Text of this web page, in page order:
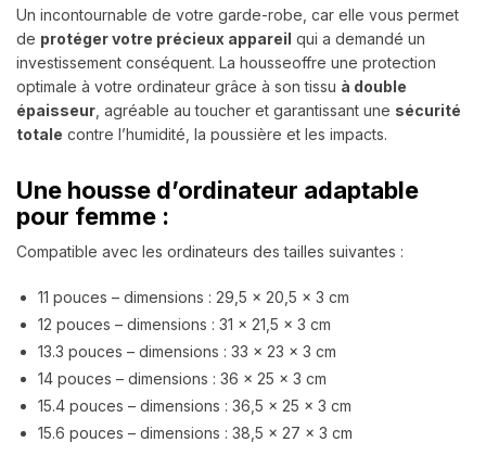
Un incontournable de votre garde-robe, car elle vous permet
de protéger votre précieux appareil qui a demandé un
investissement conséquent. La housseoffre une protection
optimale à votre ordinateur grâce à son tissu à double
épaisseur , agréable au toucher et garantissant une sécurité
totale contre l’humidité, la poussière et les impacts.
Une housse d’ordinateur adaptable
pour femme :
Compatible avec les ordinateurs des tailles suivantes :
11 pouces – dimensions : 29,5 x 20,5 x 3 cm
12 pouces – dimensions : 31 x 21,5 x 3 cm
13.3 pouces – dimensions : 33 x 23 x 3 cm
14 pouces – dimensions : 36 x 25 x 3 cm
15.4 pouces – dimensions : 36,5 x 25 x 3 cm
15.6 pouces – dimensions : 38,5 x 27 x 3 cm